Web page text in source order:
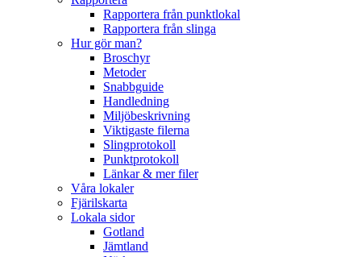
Rapportera från punktlokal
Rapportera från slinga
Hur gör man?
Broschyr
Metoder
Snabbguide
Handledning
Miljöbeskrivning
Viktigaste filerna
Slingprotokoll
Punktprotokoll
Länkar & mer filer
Våra lokaler
Fjärilskarta
Lokala sidor
Gotland
Jämtland